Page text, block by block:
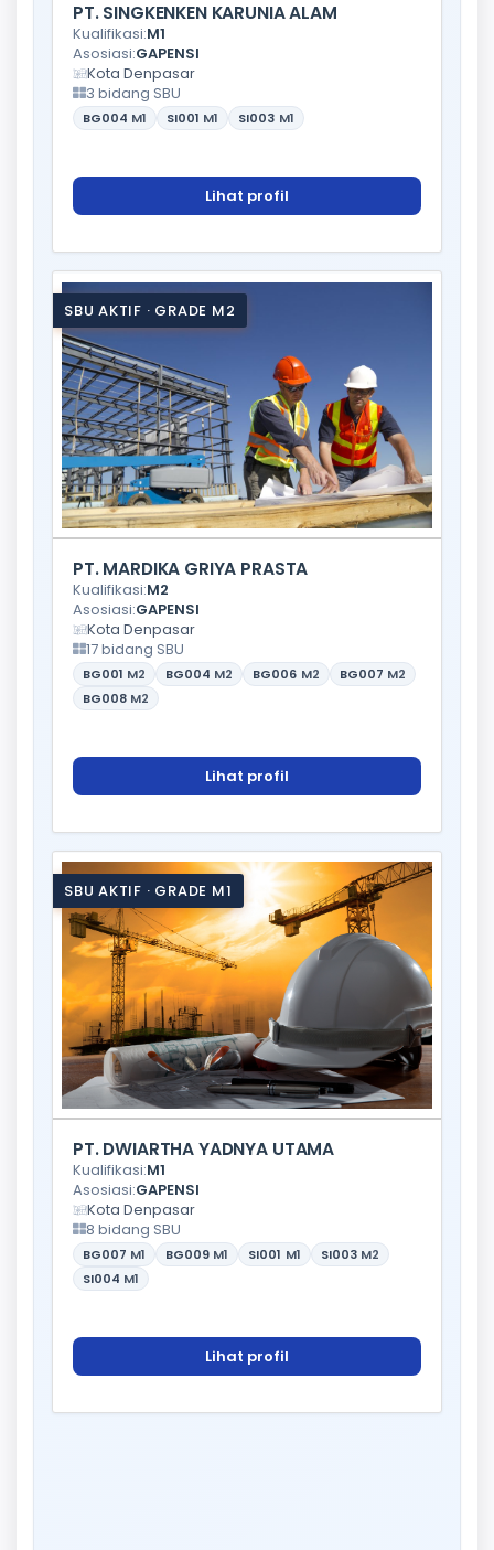
PT. SINGKENKEN KARUNIA ALAM
Kualifikasi:M1
Asosiasi:GAPENSI
Kota Denpasar
3 bidang SBU
BG004 M1 SI001 M1 SI003 M1
Lihat profil
SBU AKTIF · GRADE M2
PT. MARDIKA GRIYA PRASTA
Kualifikasi:M2
Asosiasi:GAPENSI
Kota Denpasar
17 bidang SBU
BG001 M2 BG004 M2 BG006 M2 BG007 M2
BG008 M2
Lihat profil
SBU AKTIF · GRADE M1
PT. DWIARTHA YADNYA UTAMA
Kualifikasi:M1
Asosiasi:GAPENSI
Kota Denpasar
8 bidang SBU
BG007 M1 BG009 M1 SI001 M1 SI003 M2
SI004 M1
Lihat profil